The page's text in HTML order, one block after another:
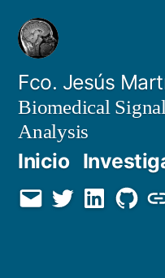
Saltar
contenido
Fco. Jesús
Biomedical
Analysis
Inicio
EmailTwitterLinkedIn